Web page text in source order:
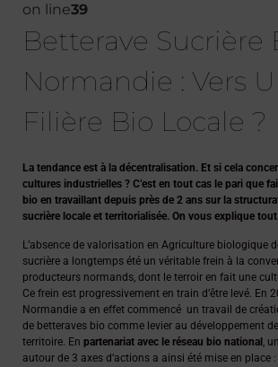
on line39
Betterave Sucrière
Normandie : Vers
Filière Bio Locale ?
La tendance est à la décentralisation. Et si cela
cultures industrielles ? C’est en tout cas le pari que
bio en travaillant depuis près de 2 ans sur la
sucrière locale et territorialisée. On vous explique
L’absence de valorisation en Agriculture biologique
sucrière a longtemps été un véritable frein à la
producteurs normands, dont le terroir en fait une
Ce frein est progressivement en train d’être levé. En
Normandie a en effet commencé un travail de
de betteraves bio comme levier au développement
territoire. En partenariat avec le réseau bio national ,
autour de 3 axes d’actions a ainsi été mise en place :